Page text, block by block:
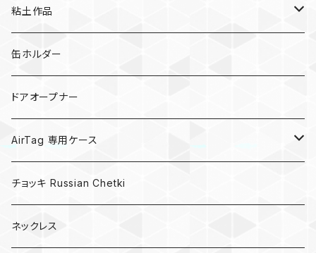
粘土作品
亀
キノコ
缶ホルダー
ドアオープナー
AirTag 専用ケース
AirTagキーリング
チョッキ Russian Chetki
ネックレス